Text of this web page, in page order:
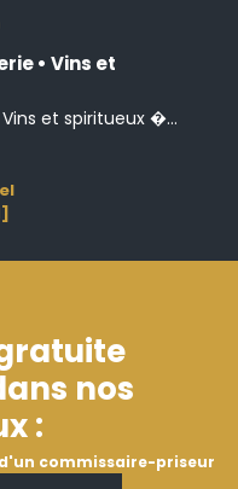
• Vins et
et spiritueux �...
nos
:
commissaire-priseur